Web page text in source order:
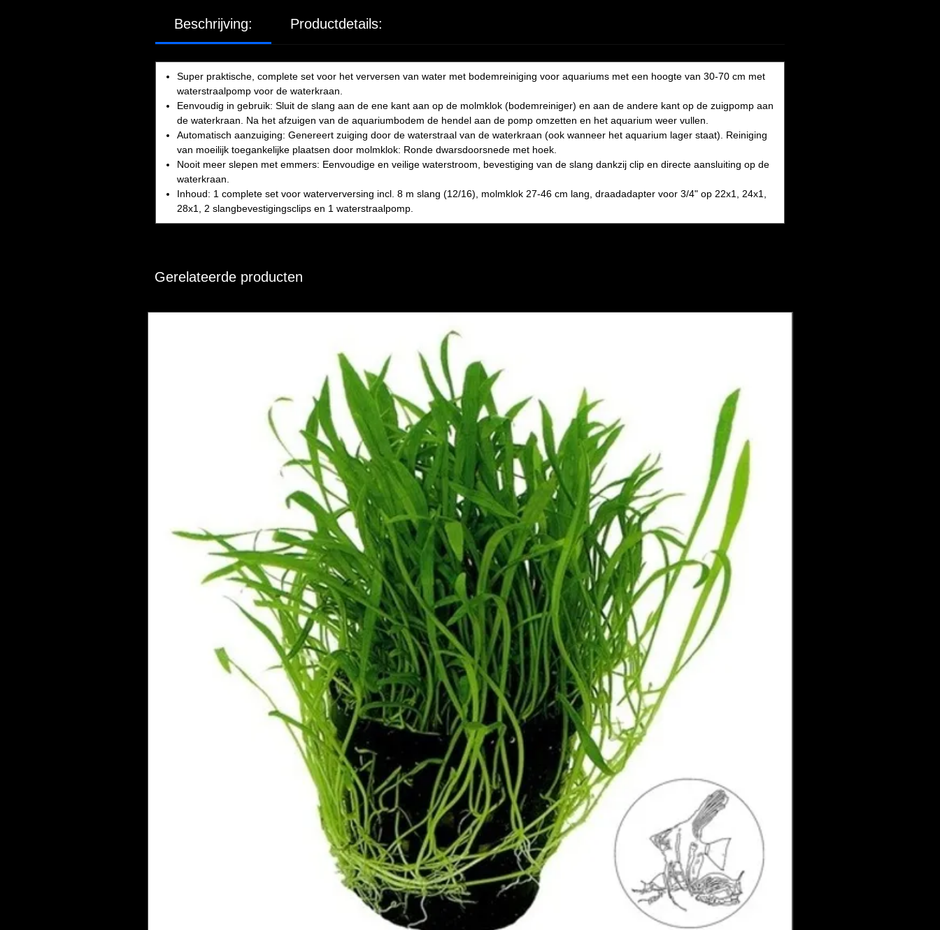
Beschrijving: Productdetails:
Super praktische, complete set voor het verversen van water met bodemreiniging voor aquariums met een hoogte van 30-70 cm met
waterstraalpomp voor de waterkraan.
Eenvoudig in gebruik: Sluit de slang aan de ene kant aan op de molmklok (bodemreiniger) en aan de andere kant op de zuigpomp aan
de waterkraan. Na het afzuigen van de aquariumbodem de hendel aan de pomp omzetten en het aquarium weer vullen.
Automatisch aanzuiging: Genereert zuiging door de waterstraal van de waterkraan (ook wanneer het aquarium lager staat). Reiniging
van moeilijk toegankelijke plaatsen door molmklok: Ronde dwarsdoorsnede met hoek.
Nooit meer slepen met emmers: Eenvoudige en veilige waterstroom, bevestiging van de slang dankzij clip en directe aansluiting op de
waterkraan.
Inhoud: 1 complete set voor waterverversing incl. 8 m slang (12/16), molmklok 27-46 cm lang, draadadapter voor 3/4" op 22x1, 24x1,
28x1, 2 slangbevestigingsclips en 1 waterstraalpomp.
Gerelateerde producten